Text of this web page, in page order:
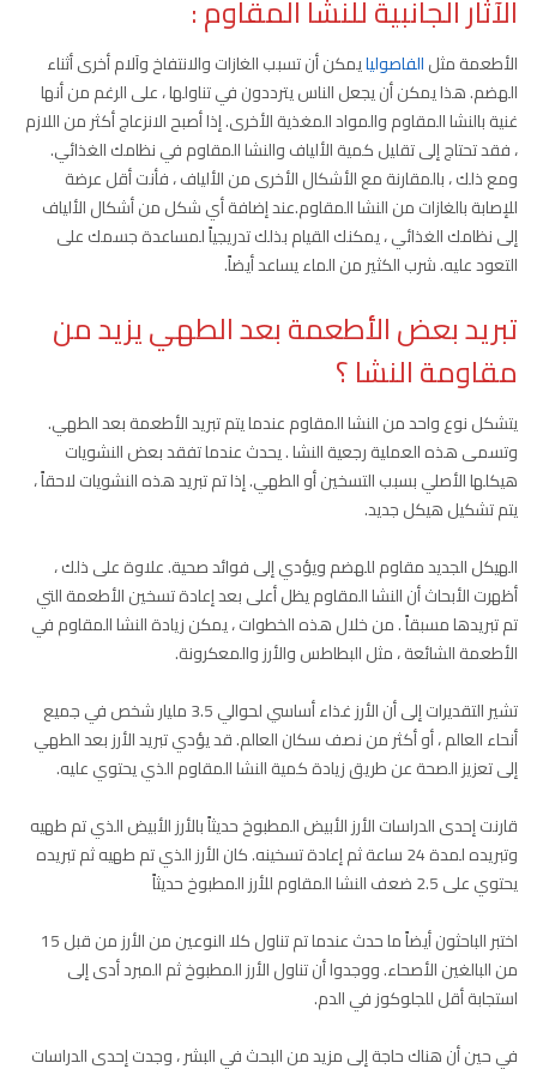
الآثار الجانبية للنشا المقاوم :
الأطعمة مثلالفاصوليايمكن أن تسبب الغازات والانتفاخ وآلام أخرى أثناء
الهضم. هذا يمكن أن يجعل الناس يترددون في تناولها ، على الرغم من أنها
غنية بالنشا المقاوم والمواد المغذية الأخرى. إذا أصبح الانزعاج أكثر من اللازم
، فقد تحتاج إلى تقليل كمية الألياف والنشا المقاوم في نظامك الغذائي.
ومع ذلك ، بالمقارنة مع الأشكال الأخرى من الألياف ، فأنت أقل عرضة
للإصابة بالغازات من النشا المقاوم.عند إضافة أي شكل من أشكال الألياف
إلى نظامك الغذائي ، يمكنك القيام بذلك تدريجياً لمساعدة جسمك على
التعود عليه. شرب الكثير من الماء يساعد أيضاً.
تبريد بعض الأطعمة بعد الطهي يزيد من
مقاومة النشا ؟
يتشكل نوع واحد من النشا المقاوم عندما يتم تبريد الأطعمة بعد الطهي.
وتسمى هذه العملية رجعية النشا . يحدث عندما تفقد بعض النشويات
هيكلها الأصلي بسبب التسخين أو الطهي. إذا تم تبريد هذه النشويات لاحقاً ،
يتم تشكيل هيكل جديد.
الهيكل الجديد مقاوم للهضم ويؤدي إلى فوائد صحية. علاوة على ذلك ،
أظهرت الأبحاث أن النشا المقاوم يظل أعلى بعد إعادة تسخين الأطعمة التي
تم تبريدها مسبقاً . من خلال هذه الخطوات ، يمكن زيادة النشا المقاوم في
الأطعمة الشائعة ، مثل البطاطس والأرز والمعكرونة.
تشير التقديرات إلى أن الأرز غذاء أساسي لحوالي 3.5 مليار شخص في جميع
أنحاء العالم ، أو أكثر من نصف سكان العالم. قد يؤدي تبريد الأرز بعد الطهي
إلى تعزيز الصحة عن طريق زيادة كمية النشا المقاوم الذي يحتوي عليه.
قارنت إحدى الدراسات الأرز الأبيض المطبوخ حديثاً بالأرز الأبيض الذي تم طهيه
وتبريده لمدة 24 ساعة ثم إعادة تسخينه. كان الأرز الذي تم طهيه ثم تبريده
يحتوي على 2.5 ضعف النشا المقاوم للأرز المطبوخ حديثاً
اختبر الباحثون أيضاً ما حدث عندما تم تناول كلا النوعين من الأرز من قبل 15
من البالغين الأصحاء. ووجدوا أن تناول الأرز المطبوخ ثم المبرد أدى إلى
استجابة أقل للجلوكوز في الدم.
في حين أن هناك حاجة إلى مزيد من البحث في البشر ، وجدت إحدى الدراسات